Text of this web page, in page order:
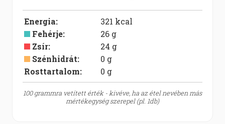
Energia: 321 kcal
Fehérje: 26 g
Zsír: 24 g
Szénhidrát: 0 g
Rosttartalom:
0 g
100 grammra vetített érték - kivéve, ha az étel nevében más
mértékegység szerepel (pl. 1db)